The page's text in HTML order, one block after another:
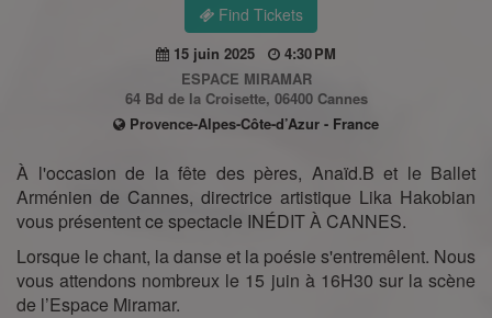
Find Tickets
15 juin 2025
4:30 PM
ESPACE MIRAMAR
64 Bd de la Croisette, 06400 Cannes
Provence-Alpes-Côte-d’Azur - France
À l'occasion de la fête des pères, Anaïd.B et le Ballet
Arménien de Cannes, directrice artistique Lika Hakobian
vous présentent ce spectacle INÉDIT À CANNES.
Lorsque le chant, la danse et la poésie s'entremêlent. Nous
vous attendons nombreux le 15 juin à 16H30 sur la scène
de l’Espace Miramar.